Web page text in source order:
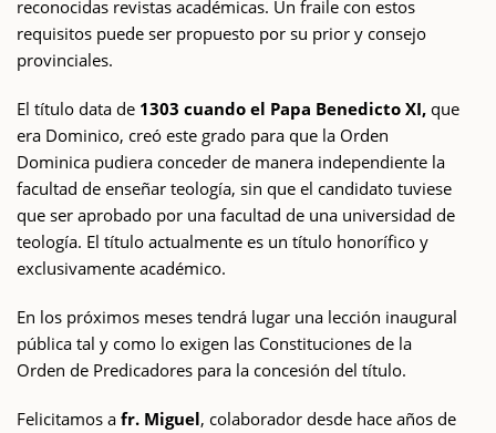
reconocidas revistas académicas. Un fraile con estos
requisitos puede ser propuesto por su prior y consejo
provinciales.
El título data de 1303 cuando el Papa Benedicto XI, que
era Dominico, creó este grado para que la Orden
Dominica pudiera conceder de manera independiente la
facultad de enseñar teología, sin que el candidato tuviese
que ser aprobado por una facultad de una universidad de
teología. El título actualmente es un título honorífico y
exclusivamente académico.
En los próximos meses tendrá lugar una lección inaugural
pública tal y como lo exigen las Constituciones de la
Orden de Predicadores para la concesión del título.
Felicitamos a fr. Miguel, colaborador desde hace años de